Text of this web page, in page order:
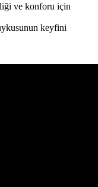
ve konforu için
keyfini